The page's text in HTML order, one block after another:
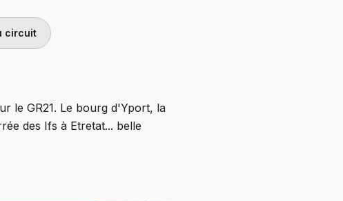
circuit
le GR21. Le bourg d'Yport, la
des Ifs à Etretat... belle